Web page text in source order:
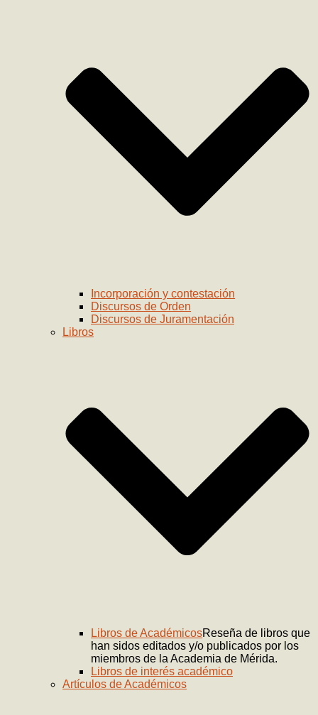
Incorporación y contestación
Discursos de Orden
Discursos de Juramentación
Libros
Libros de AcadémicosReseña de libros que
han sidos editados y/o publicados por los
miembros de la Academia de Mérida.
Libros de interés académico
Artículos de Académicos